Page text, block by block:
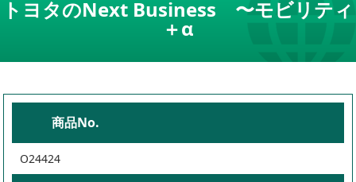
トヨタのNext Business 〜モビリティ
＋α
商品No.
O24424